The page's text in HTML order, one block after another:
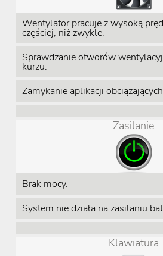
Wentylator pracuje z wysoką
częściej, niż zwykle.
Sprawdzanie otworów
kurzu.
Zamykanie aplikacji
Zasilanie
Brak mocy.
System nie działa na zasilaniu
Klawiatura